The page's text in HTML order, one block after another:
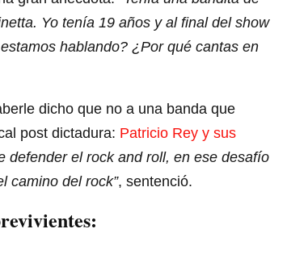
Yo tenía 19 años y al final del show
hablando? ¿Por qué cantas en
dicho que no a una banda que
post dictadura: Patricio Rey y sus
defender el rock and roll, en ese desafío
camino del rock”, sentenció.